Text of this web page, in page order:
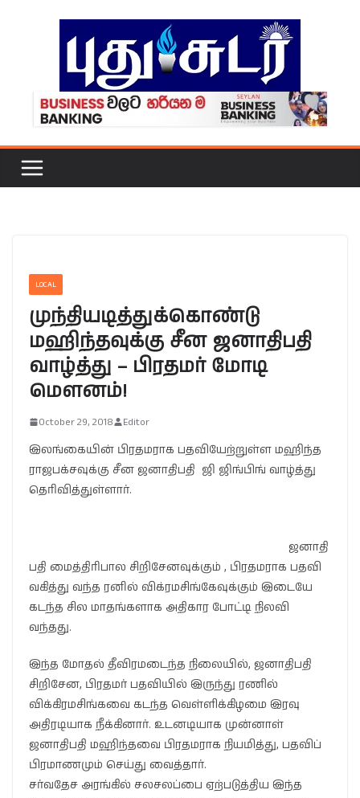
LOCAL
முந்தியடித்துக்கொண்டு
மஹிந்தவுக்கு சீன ஜனாதிபதி
வாழ்த்து – பிரதமர் மோடி
மௌனம்!
October 29, 2018 Editor
இலங்கையின் பிரதமராக பதவியேற்றுள்ள மஹிந்த
ராஜபக்சவுக்கு சீன ஜனாதிபதி ஜி ஜிங்பிங் வாழ்த்து
தெரிவித்துள்ளார்.
ஜனாதி
பதி மைத்திரிபால சிறிசேனவுக்கும் , பிரதமராக பதவி
வகித்து வந்த ரனில் விக்ரமசிங்கேவுக்கும் இடையே
கடந்த சில மாதங்களாக அதிகார போட்டி நிலவி
வந்தது.
இந்த மோதல் தீவிரமடைந்த நிலையில், ஜனாதிபதி
சிறிசேன, பிரதமர் பதவியில் இருந்து ரணில்
விக்கிரமசிங்கவை கடந்த வெள்ளிக்கிழமை இரவு
அதிரடியாக நீக்கினார். உடனடியாக முன்னாள்
ஜனாதிபதி மஹிந்தவை பிரதமராக நியமித்து, பதவிப்
பிரமாணமும் செய்து வைத்தார்.
சர்வதேச அரங்கில் சலசலப்பை ஏற்படுத்திய இந்த